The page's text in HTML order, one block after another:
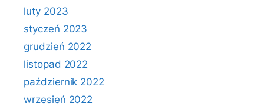
luty 2023
styczeń 2023
grudzień 2022
listopad 2022
październik 2022
wrzesień 2022